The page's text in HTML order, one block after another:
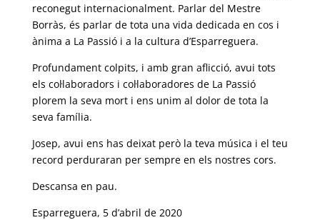
reconegut internacionalment. Parlar del Mestre
Borràs, és parlar de tota una vida dedicada en cos i
ànima a La Passió i a la cultura d’Esparreguera.
Profundament colpits, i amb gran aflicció, avui tots
els col·laboradors i col·laboradores de La Passió
plorem la seva mort i ens unim al dolor de tota la
seva família.
Josep, avui ens has deixat però la teva música i el teu
record perduraran per sempre en els nostres cors.
Descansa en pau.
Esparreguera, 5 d’abril de 2020